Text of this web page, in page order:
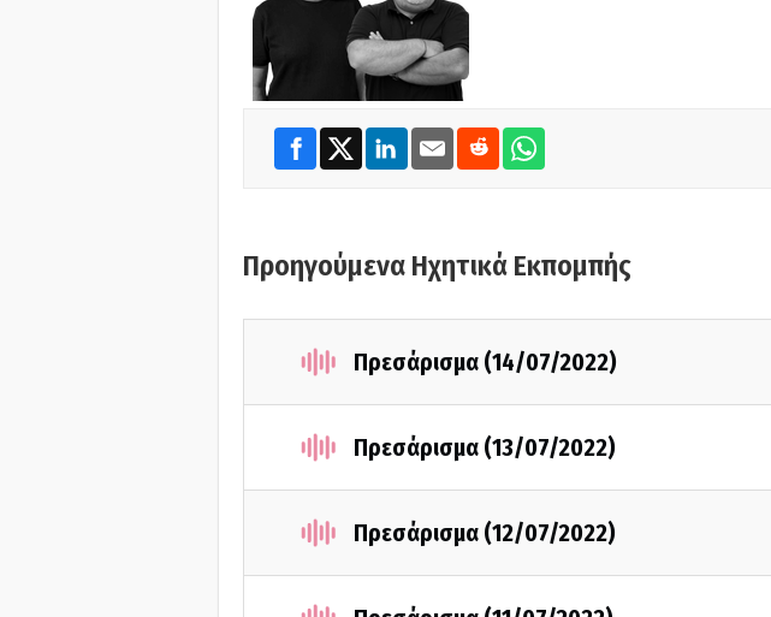
Προηγούμενα Ηχητικά Εκπομπής
Πρεσάρισμα (14/07/2022)
Πρεσάρισμα (13/07/2022)
Πρεσάρισμα (12/07/2022)